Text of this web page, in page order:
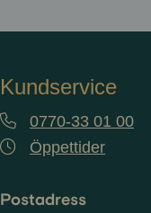
Kundservice
0770-33 01 00
Öppettider
Postadress